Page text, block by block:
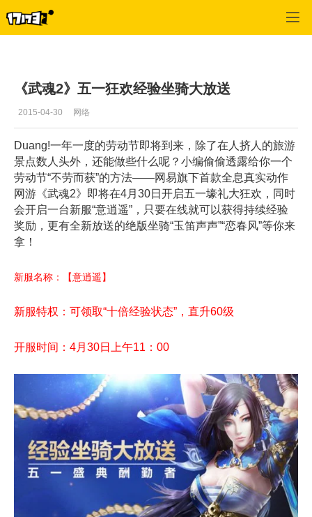
《武魂2》五一狂欢经验坐骑大放送
2015-04-30 网络
Duang!一年一度的劳动节即将到来，除了在人挤人的旅游
景点数人头外，还能做些什么呢？小编偷偷透露给你一个
劳动节“不劳而获”的方法——网易旗下首款全息真实动作
网游《武魂2》即将在4月30日开启五一壕礼大狂欢，同时
会开启一台新服“意逍遥”，只要在线就可以获得持续经验
奖励，更有全新放送的绝版坐骑“玉笛声声”“恋春风”等你来
拿！
新服名称：【意逍遥】
新服特权：可领取“十倍经验状态”，直升60级
开服时间：4月30日上午11：00